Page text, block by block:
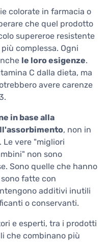
colorate in farmacia o
che quel prodotto
supereroe resistente
complessa. Ogni
le loro esigenze.
C dalla dieta, ma
avere carenze
in base alla
, non in
Le vere "migliori
non sono
Sono quelle che hanno
fatte con
additivi inutili
o conservanti.
e esperti, tra i prodotti
che combinano più